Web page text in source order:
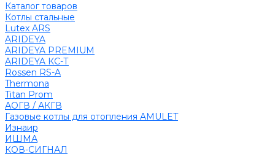
Каталог товаров
Котлы стальные
Lutex ARS
ARIDEYA
ARIDEYA PREMIUM
ARIDEYA КС-Т
Rossen RS-A
Thermona
Titan Prom
АОГВ / АКГВ
Газовые котлы для отопления AMULET
Изнаир
ИШМА
КОВ-СИГНАЛ